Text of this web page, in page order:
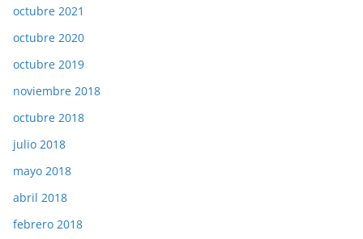
octubre 2021
octubre 2020
octubre 2019
noviembre 2018
octubre 2018
julio 2018
mayo 2018
abril 2018
febrero 2018